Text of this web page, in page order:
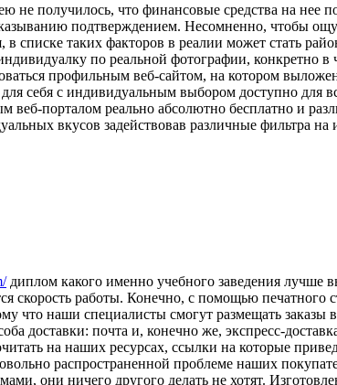
не получилось, что финансовые средства на нее
подтверждением. Несомненно, чтобы
таких факторов в реалии может стать
по реальной фотографии, конкретно в
профильным веб-сайтом, на котором
себя с индивидуальным выбором доступно для
веб-порталом реально абсолютно бесплатно и
вкусов задействовав различные фильтра на
диплом какого именно учебного заведения лучше
работы. Конечно, с помощью печатного
наши специалисты смогут размещать заказы
почта и, конечно же, экспресс-
на наших ресурсах, ссылки на которые
распространенной проблеме наших
они ничего другого делать не хотят.